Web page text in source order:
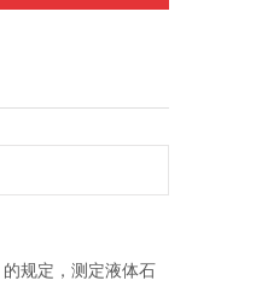
规定，测定液体石